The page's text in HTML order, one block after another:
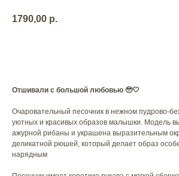
1790,00 р.
Отшивали с большой любовью 🥹🤍
Очаровательный песочник в нежном пудрово-
уютных и красивых образов малышки. Модель
ажурной рибаны и украшена выразительным
деликатной рюшей, который делает образ
нарядным